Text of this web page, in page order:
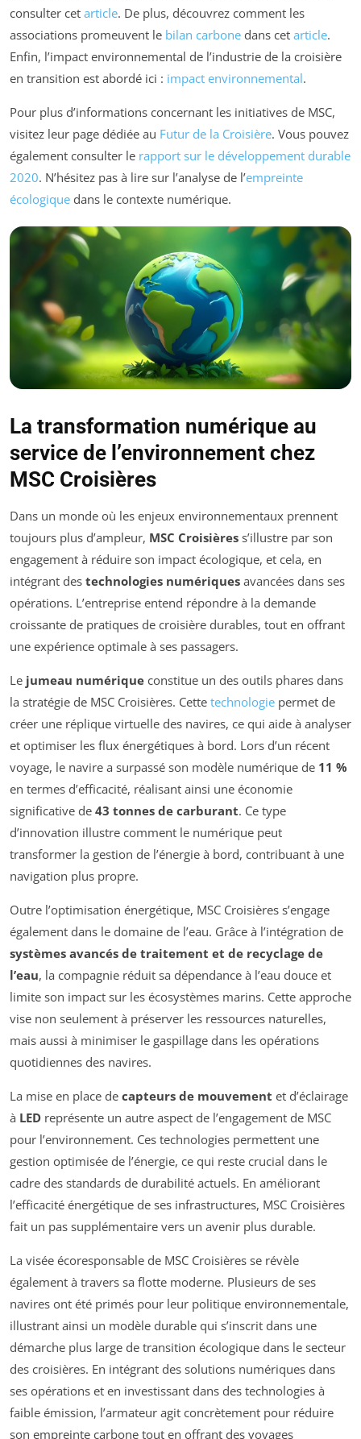
consulter cet article. De plus, découvrez comment les
associations promeuvent le bilan carbone dans cet article.
Enfin, l’impact environnemental de l’industrie de la croisière
en transition est abordé ici : impact environnemental.
Pour plus d’informations concernant les initiatives de MSC,
visitez leur page dédiée au Futur de la Croisière. Vous pouvez
également consulter le rapport sur le développement durable
2020. N’hésitez pas à lire sur l’analyse de l’empreinte
écologique dans le contexte numérique.
La transformation numérique au
service de l’environnement chez
MSC Croisières
Dans un monde où les enjeux environnementaux prennent
toujours plus d’ampleur, MSC Croisières s’illustre par son
engagement à réduire son impact écologique, et cela, en
intégrant des technologies numériques avancées dans ses
opérations. L’entreprise entend répondre à la demande
croissante de pratiques de croisière durables, tout en offrant
une expérience optimale à ses passagers.
Le jumeau numérique constitue un des outils phares dans
la stratégie de MSC Croisières. Cette technologie permet de
créer une réplique virtuelle des navires, ce qui aide à analyser
et optimiser les flux énergétiques à bord. Lors d’un récent
voyage, le navire a surpassé son modèle numérique de 11 %
en termes d’efficacité, réalisant ainsi une économie
significative de 43 tonnes de carburant. Ce type
d’innovation illustre comment le numérique peut
transformer la gestion de l’énergie à bord, contribuant à une
navigation plus propre.
Outre l’optimisation énergétique, MSC Croisières s’engage
également dans le domaine de l’eau. Grâce à l’intégration de
systèmes avancés de traitement et de recyclage de
l’eau, la compagnie réduit sa dépendance à l’eau douce et
limite son impact sur les écosystèmes marins. Cette approche
vise non seulement à préserver les ressources naturelles,
mais aussi à minimiser le gaspillage dans les opérations
quotidiennes des navires.
La mise en place de capteurs de mouvement et d’éclairage
à LED représente un autre aspect de l’engagement de MSC
pour l’environnement. Ces technologies permettent une
gestion optimisée de l’énergie, ce qui reste crucial dans le
cadre des standards de durabilité actuels. En améliorant
l’efficacité énergétique de ses infrastructures, MSC Croisières
fait un pas supplémentaire vers un avenir plus durable.
La visée écoresponsable de MSC Croisières se révèle
également à travers sa flotte moderne. Plusieurs de ses
navires ont été primés pour leur politique environnementale,
illustrant ainsi un modèle durable qui s’inscrit dans une
démarche plus large de transition écologique dans le secteur
des croisières. En intégrant des solutions numériques dans
ses opérations et en investissant dans des technologies à
faible émission, l’armateur agit concrètement pour réduire
son empreinte carbone tout en offrant des voyages